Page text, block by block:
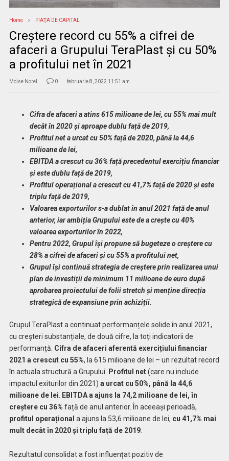
Home PIAŢA DE CAPITAL
Creștere record cu 55% a cifrei de
afaceri a Grupului TeraPlast și cu 50%
a profitului net în 2021
Moise Norel 0 februarie 8, 2022 11:51 am
Cifra de afaceri a atins 615 milioane de lei, cu 55% mai mult
decât în 2020 și aproape dublu față de 2019,
Profitul net a urcat cu 50% față de 2020, până la 44,6
milioane de lei,
EBITDA a crescut cu 36% față precedentul exercițiu financiar
și este dublu față de 2019,
Profitul operațional a crescut cu 41,7% față de 2020 și este
triplu față de 2019,
Valoarea exporturilor s-a dublat în anul 2021 față de anul
anterior, iar ambiția Grupului este de a crește cu 40%
valoarea exporturilor în 2022,
Pentru 2022, Grupul își propune să bugeteze o creștere cu
28% a cifrei de afaceri și cu 55% a profitului net,
Grupul își continuă strategia de creștere prin realizarea unui
plan de investiții de minimum 11 milioane de euro după
aprobarea proiectului de folii stretch și menține direcția
strategică de expansiune prin achiziții.
Grupul TeraPlast a continuat performanțele solide în anul 2021,
cu creșteri substanțiale, de două cifre, la toți indicatorii de
performanță. Cifra de afaceri aferentă exercițiului financiar
2021 a crescut cu 55%, la 615 milioane de lei – un rezultat record
în actuala structură a Grupului. Profitul net(care nu include
impactul exiturilor din 2021) a urcat cu 50%, până la 44,6
milioane de lei. EBITDA a ajuns la 74,2 milioane de lei, în
creștere cu 36% față de anul anterior. În aceeași perioadă,
profitul operațional a ajuns la 53,6 milioane de lei, cu 41,7% mai
mult decât în 2020 și triplu față de 2019.
Rezultatul consolidat a fost influențat pozitiv de